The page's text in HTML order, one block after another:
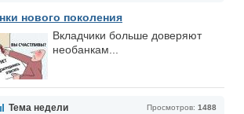
нового поколения
Вкладчики больше доверяют
необанкам...
Просмотров: 1488
Тема недели